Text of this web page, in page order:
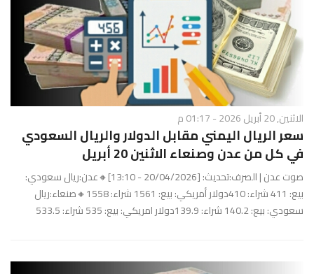
الاثنين, 20 أبريل 2026 - 01:17 م
سعر الريال اليمني مقابل الدولار والريال السعودي
في كل من عدن وصنعاء الاثنين 20 أبريل
صوت عدن | الصرف:تحديث: [20/04/2026 - 13:10]🔸عدن:ريال سعودي:
بيع: 411 شراء: 410دولار أمريكي: بيع: 1561 شراء: 1558🔸صنعاء:ريال
سعودي: بيع: 140.2 شراء: 139.9دولار امريكي: بيع: 535 شراء: 533.5